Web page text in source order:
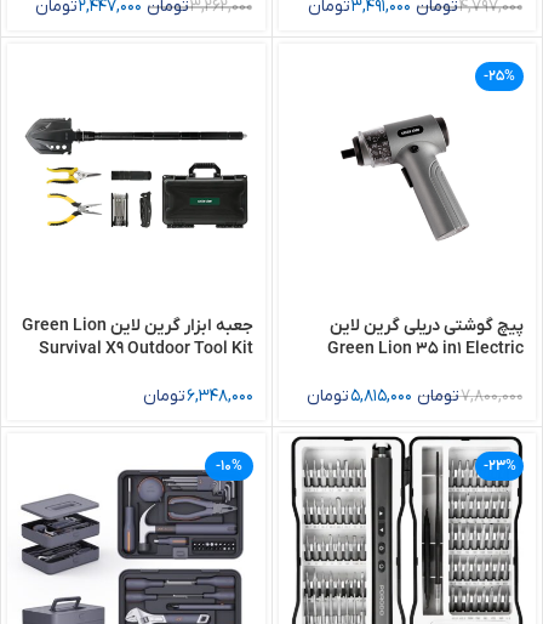
4,797,000تومان 3,491,000تومان
Bank
3,262,000تومان 2,447,000تومان
-25%
پيچ گوشتی دریلی گرین لاین
Green Lion 35 in1 Electric
7,800,000تومان 5,815,000تومان
جعبه ابزار گرین لاین Green Lion
Survival X9 Outdoor Tool Kit
6,348,000تومان
-23%
-10%